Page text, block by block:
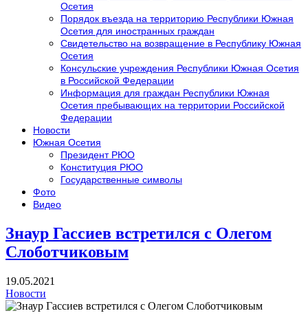
Осетия
Порядок въезда на территорию Республики Южная
Осетия для иностранных граждан
Свидетельство на возвращение в Республику Южная
Осетия
Консульские учреждения Республики Южная Осетия
в Российской Федерации
Информация для граждан Республики Южная
Осетия пребывающих на территории Российской
Федерации
Новости
Южная Осетия
Президент РЮО
Конституция РЮО
Государственные символы
Фото
Видео
Знаур Гассиев встретился с Олегом
Слоботчиковым
19.05.2021
Новости